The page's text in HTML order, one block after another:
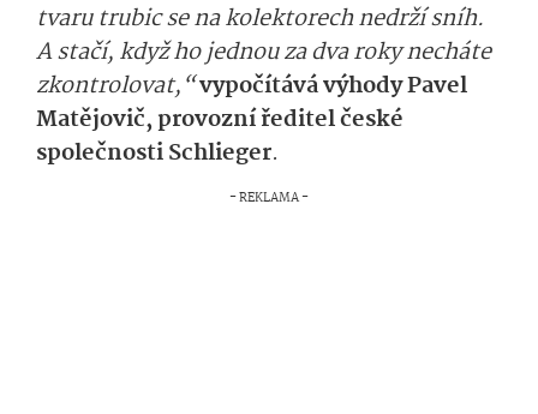
tvaru trubic se na kolektorech nedrží sníh.
A stačí, když ho jednou za dva roky necháte
zkontrolovat,“vypočítává výhody Pavel
Matějovič, provozní ředitel české
společnosti Schlieger.